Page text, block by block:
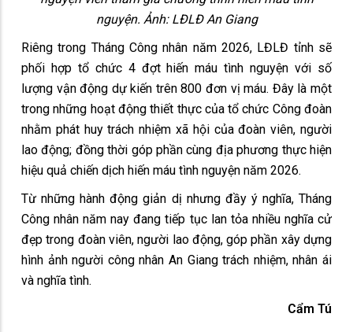
nguyện. Ảnh: LĐLĐ An Giang
Riêng trong Tháng Công nhân năm 2026, LĐLĐ tỉnh sẽ
phối hợp tổ chức 4 đợt hiến máu tình nguyện với số
lượng vận động dự kiến trên 800 đơn vị máu. Đây là một
trong những hoạt động thiết thực của tổ chức Công đoàn
nhằm phát huy trách nhiệm xã hội của đoàn viên, người
lao động; đồng thời góp phần cùng địa phương thực hiện
hiệu quả chiến dịch hiến máu tình nguyện năm 2026.
Từ những hành động giản dị nhưng đầy ý nghĩa, Tháng
Công nhân năm nay đang tiếp tục lan tỏa nhiều nghĩa cử
đẹp trong đoàn viên, người lao động, góp phần xây dựng
hình ảnh người công nhân An Giang trách nhiệm, nhân ái
và nghĩa tình.
Cẩm Tú